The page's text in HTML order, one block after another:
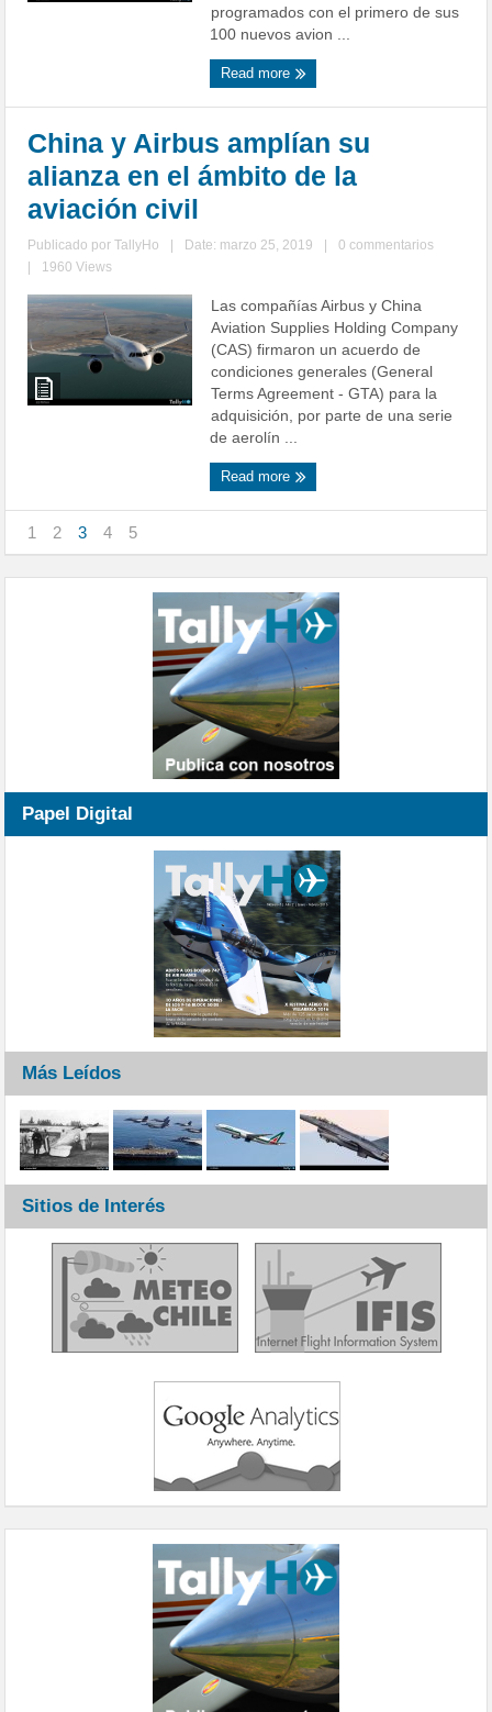
programados con el primero de sus
100 nuevos avion ...
Read more
China y Airbus amplían su
alianza en el ámbito de la
aviación civil
Publicado porTallyHo Date: marzo 25, 2019
0 commentarios
1960 Views
Las compañías Airbus y China
Aviation Supplies Holding Company
(CAS) firmaron un acuerdo de
condiciones generales (General
Terms Agreement - GTA) para la
adquisición, por parte de una serie
de aerolín ...
Read more
1 2 3 4 5
Papel Digital
Más Leídos
Sitios de Interés